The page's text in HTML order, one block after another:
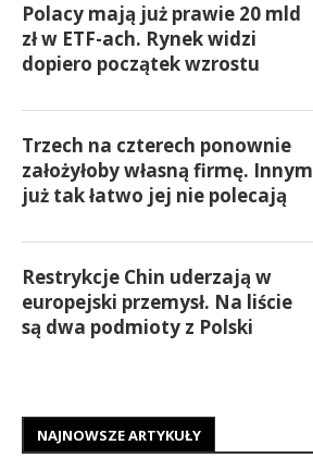
Polacy mają już prawie 20 mld
zł w ETF-ach. Rynek widzi
dopiero początek wzrostu
Trzech na czterech ponownie
założyłoby własną firmę. Innym
już tak łatwo jej nie polecają
Restrykcje Chin uderzają w
europejski przemysł. Na liście
są dwa podmioty z Polski
NAJNOWSZE ARTYKUŁY